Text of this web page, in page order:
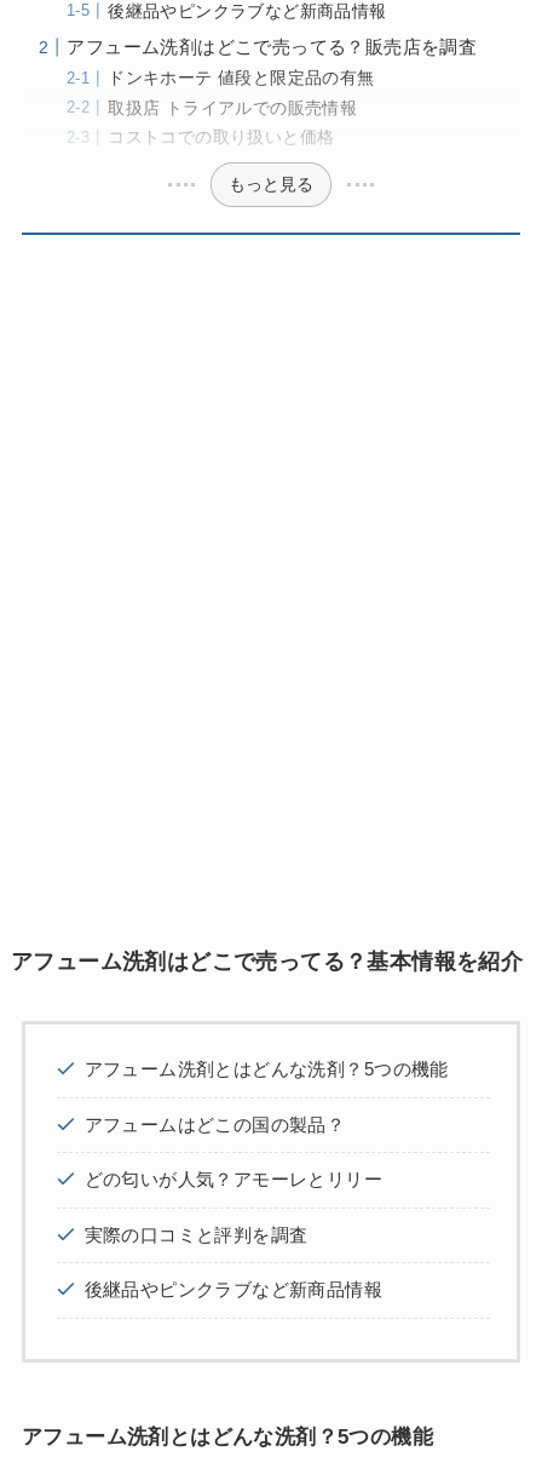
後継品やピンクラブなど新商品情報
アフューム洗剤はどこで売ってる？販売店を調査
ドンキホーテ 値段と限定品の有無
取扱店 トライアルでの販売情報
コストコでの取り扱いと価格
もっと見る
アフューム洗剤はどこで売ってる？基本情報を紹介
アフューム洗剤とはどんな洗剤？5つの機能
アフュームはどこの国の製品？
どの匂いが人気？アモーレとリリー
実際の口コミと評判を調査
後継品やピンクラブなど新商品情報
アフューム洗剤とはどんな洗剤？5つの機能